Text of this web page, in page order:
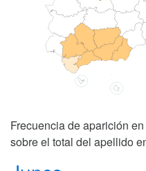
Frecuencia de aparición
sobre el total del apellido